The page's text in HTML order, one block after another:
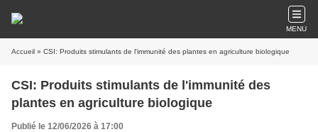
MENU
Accueil » CSI: Produits stimulants de l'immunité des plantes en agriculture biologique
CSI: Produits stimulants de l'immunité des
plantes en agriculture biologique
Publié le 12/06/2026 à 17:00